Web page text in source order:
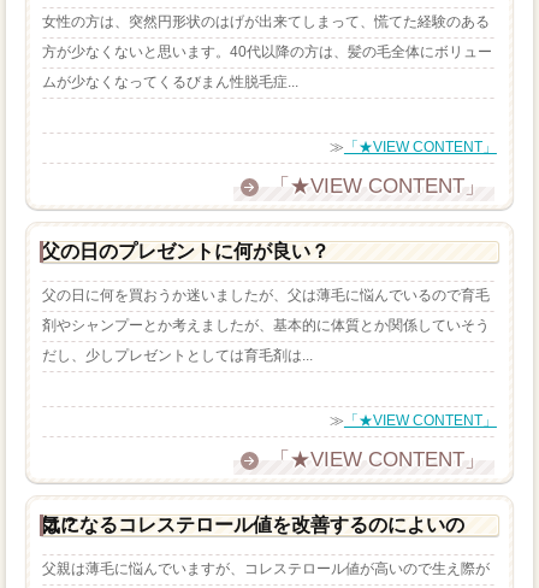
女性の方は、突然円形状のはげが出来てしまって、慌てた経験のある
方が少なくないと思います。40代以降の方は、髪の毛全体にボリュー
ムが少なくなってくるびまん性脱毛症...
≫ 「★VIEW CONTENT」
「★VIEW CONTENT」
父の日のプレゼントに何が良い？
父の日に何を買おうか迷いましたが、父は薄毛に悩んでいるので育毛
剤やシャンプーとか考えましたが、基本的に体質とか関係していそう
だし、少しプレゼントとしては育毛剤は...
≫ 「★VIEW CONTENT」
「★VIEW CONTENT」
気になるコレステロール値を改善するのによいのは？
父親は薄毛に悩んでいますが、コレステロール値が高いので生え際が